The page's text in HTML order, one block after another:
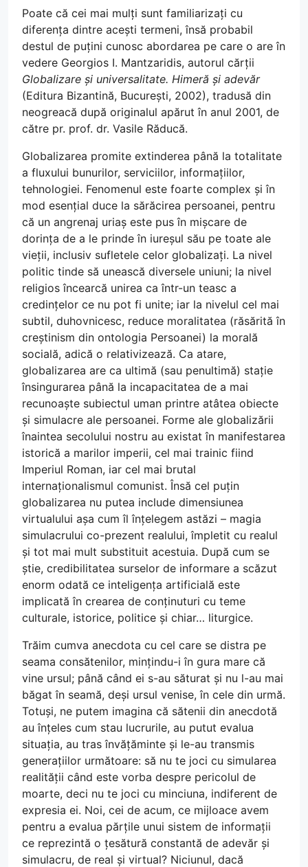
Poate că cei mai mulți sunt familiarizați cu
diferența dintre acești termeni, însă probabil
destul de puțini cunosc abordarea pe care o are în
vedere Georgios I. Mantzaridis, autorul cărții
Globalizare și universalitate. Himeră și adevăr
(Editura Bizantină, București, 2002), tradusă din
neogreacă după originalul apărut în anul 2001, de
către pr. prof. dr. Vasile Răducă.
Globalizarea promite extinderea până la totalitate
a fluxului bunurilor, serviciilor, informațiilor,
tehnologiei. Fenomenul este foarte complex și în
mod esențial duce la sărăcirea persoanei, pentru
că un angrenaj uriaș este pus în mișcare de
dorința de a le prinde în iureșul său pe toate ale
vieții, inclusiv sufletele celor globalizați. La nivel
politic tinde să unească diversele uniuni; la nivel
religios încearcă unirea ca într-un teasc a
credințelor ce nu pot fi unite; iar la nivelul cel mai
subtil, duhovnicesc, reduce moralitatea (răsărită în
creștinism din ontologia Persoanei) la morală
socială, adică o relativizează. Ca atare,
globalizarea are ca ultimă (sau penultimă) stație
însingurarea până la incapacitatea de a mai
recunoaște subiectul uman printre atâtea obiecte
și simulacre ale persoanei. Forme ale globalizării
înaintea secolului nostru au existat în manifestarea
istorică a marilor imperii, cel mai trainic fiind
Imperiul Roman, iar cel mai brutal
internaționalismul comunist. Însă cel puțin
globalizarea nu putea include dimensiunea
virtualului așa cum îl înțelegem astăzi – magia
simulacrului co-prezent realului, împletit cu realul
și tot mai mult substituit acestuia. După cum se
știe, credibilitatea surselor de informare a scăzut
enorm odată ce inteligența artificială este
implicată în crearea de conținuturi cu teme
culturale, istorice, politice și chiar… liturgice.
Trăim cumva anecdota cu cel care se distra pe
seama consătenilor, mințindu-i în gura mare că
vine ursul; până când ei s-au săturat și nu l-au mai
băgat în seamă, deși ursul venise, în cele din urmă.
Totuși, ne putem imagina că sătenii din anecdotă
au înțeles cum stau lucrurile, au putut evalua
situația, au tras învățăminte și le-au transmis
generațiilor următoare: să nu te joci cu simularea
realității când este vorba despre pericolul de
moarte, deci nu te joci cu minciuna, indiferent de
expresia ei. Noi, cei de acum, ce mijloace avem
pentru a evalua părțile unui sistem de informații
ce reprezintă o țesătură constantă de adevăr și
simulacru, de real și virtual? Niciunul, dacă